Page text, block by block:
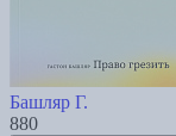
Башляр Г.
880